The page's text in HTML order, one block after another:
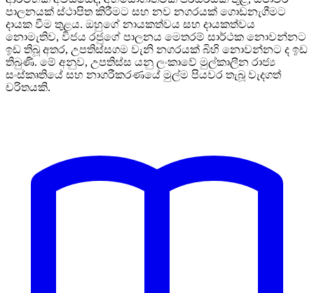
පාලනයක් ස්ථාපිත කිරීමට සහ නව නගරයක් ගොඩනැගීමට
දායක වීම තුළය. ඔහුගේ නායකත්වය සහ දායකත්වය
නොමැතිව, විජය රජුගේ පාලනය මෙතරම් සාර්ථක නොවන්නට
ඉඩ තිබූ අතර, උපතිස්සගම වැනි නගරයක් බිහි නොවන්නට ද ඉඩ
තිබුණි. මේ අනුව, උපතිස්ස යනු ලංකාවේ මුල්කාලීන රාජ්‍ය
සංස්කෘතියේ සහ නාගරීකරණයේ මුල්ම පියවර තැබූ වැදගත්
චරිතයකි.